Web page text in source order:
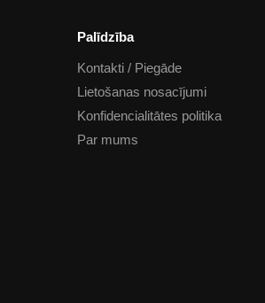
Palīdzība
Kontakti / Piegāde
Lietošanas nosacījumi
Konfidencialitātes politika
Par mums